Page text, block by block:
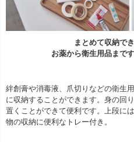
まとめて収納で
お薬から衛生用品まで
絆創膏や消毒液、爪切りなどの衛生
に収納することができます。身の回
置くことができて便利です。上段に
物の収納に便利なトレー付き。